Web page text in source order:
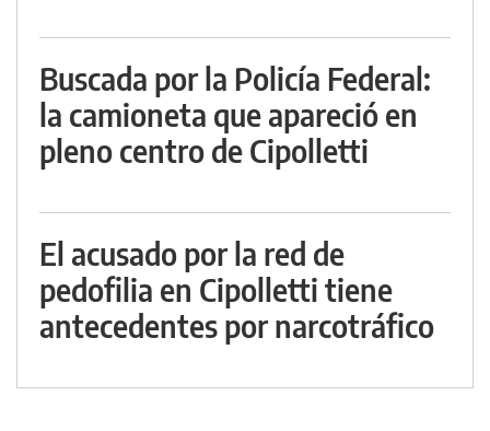
Buscada por la Policía Federal:
la camioneta que apareció en
pleno centro de Cipolletti
El acusado por la red de
pedofilia en Cipolletti tiene
antecedentes por narcotráfico